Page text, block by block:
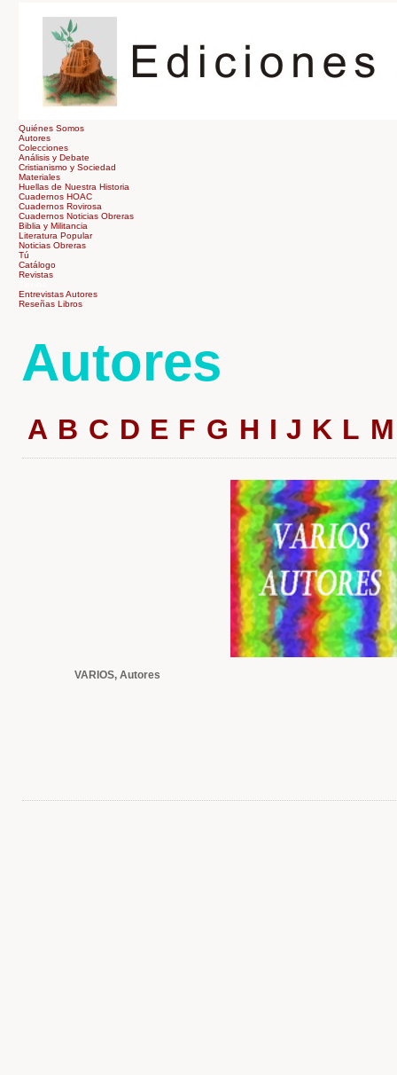
Quiénes Somos
Autores
Colecciones
Análisis y Debate
Cristianismo y Sociedad
Materiales
Huellas de Nuestra Historia
Cuadernos HOAC
Cuadernos Rovirosa
Cuadernos Noticias Obreras
Biblia y Militancia
Literatura Popular
Noticias Obreras
Tú
Catálogo
Revistas
Entrevistas Autores
Reseñas Libros
Autores
A B C D E F G H I J K L M
VARIOS, Autores